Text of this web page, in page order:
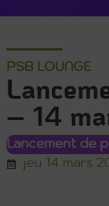
PSB LOUNGE
– 14
Lancement de
jeu 14 mars